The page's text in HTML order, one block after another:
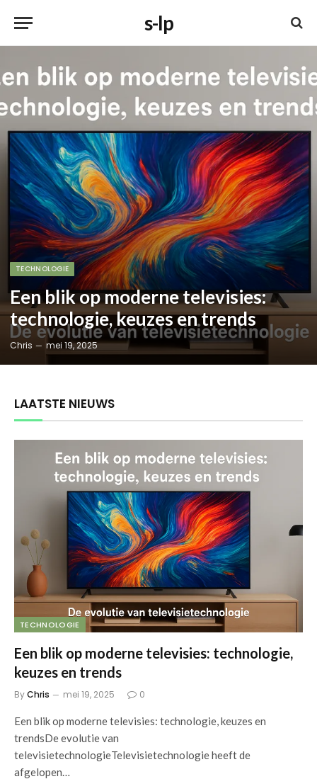
s-lp
TECHNOLOGIE
Een blik op moderne televisies:
technologie, keuzes en trends
Chris mei 19, 2025
LAATSTE NIEUWS
TECHNOLOGIE
Een blik op moderne televisies: technologie,
keuzes en trends
ByChris mei 19, 2025 0
Een blik op moderne televisies: technologie, keuzes en
trendsDe evolutie van
televisietechnologieTelevisietechnologie heeft de
afgelopen…